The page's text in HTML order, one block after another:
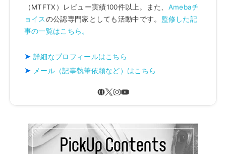
（MTFTX）レビュー実績100件以上。また、 Amebaチ
ョイスの公認専門家としても活動中です。 監修した記
事の一覧はこちら。
詳細なプロフィールはこちら
メール（記事執筆依頼など）はこちら